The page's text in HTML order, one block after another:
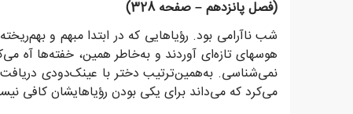
(فصل پانزدهم – صفحه 328)
شب ناآرامی بود. رؤیاهایی که در ابتدا مبهم و
هوسهای تازه‌ای آوردند و به‌خاطر همین، خفته‌ها آه
نمی‌شناسی. به‌همین‌ترتیب دختر با عینک‌دودی
می‌کرد که می‌داند برای یکی بودن رؤیاهایشان کافی